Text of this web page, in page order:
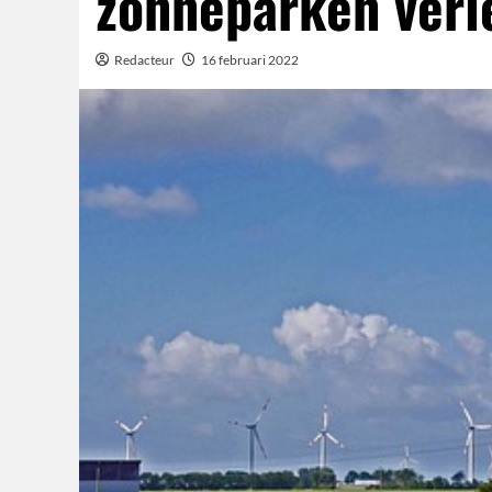
Redacteur 16 februari 2022